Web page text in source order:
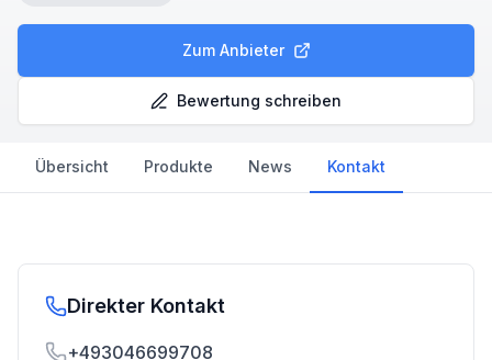
Zum Anbieter
Bewertung schreiben
Übersicht Produkte News Kontakt
Direkter Kontakt
+493046699708